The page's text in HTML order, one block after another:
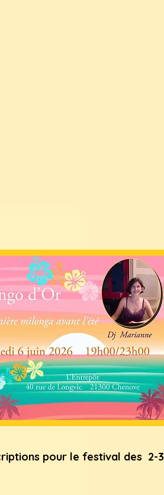
pour le festival des